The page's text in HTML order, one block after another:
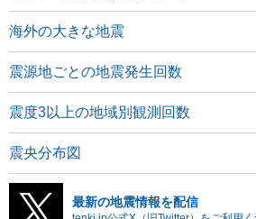
海外の大きな地震
震源地ごとの地震発生回数
震度3以上の地域別観測回数
震央分布図
最新の地震情報を配信